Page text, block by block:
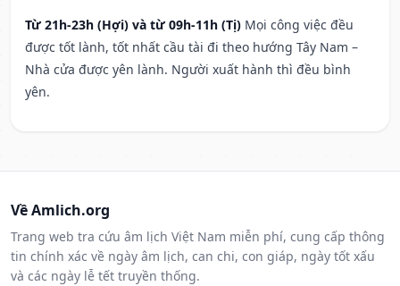
Từ 21h-23h (Hợi) và từ 09h-11h (Tị) Mọi công việc đều
được tốt lành, tốt nhất cầu tài đi theo hướng Tây Nam –
Nhà cửa được yên lành. Người xuất hành thì đều bình
yên.
Về Amlich.org
Trang web tra cứu âm lịch Việt Nam miễn phí, cung cấp thông
tin chính xác về ngày âm lịch, can chi, con giáp, ngày tốt xấu
và các ngày lễ tết truyền thống.